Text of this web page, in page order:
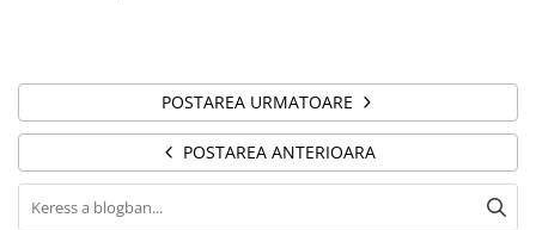
POSTAREA URMATOARE
POSTAREA ANTERIOARA